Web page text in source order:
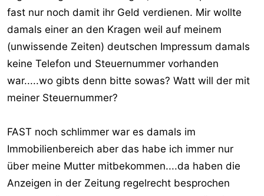
fast nur noch damit ihr Geld verdienen. Mir wollte
damals einer an den Kragen weil auf meinem
(unwissende Zeiten) deutschen Impressum damals
keine Telefon und Steuernummer vorhanden
war.....wo gibts denn bitte sowas? Watt will der mit
meiner Steuernummer?
FAST noch schlimmer war es damals im
Immobilienbereich aber das habe ich immer nur
über meine Mutter mitbekommen....da haben die
Anzeigen in der Zeitung regelrecht besprochen